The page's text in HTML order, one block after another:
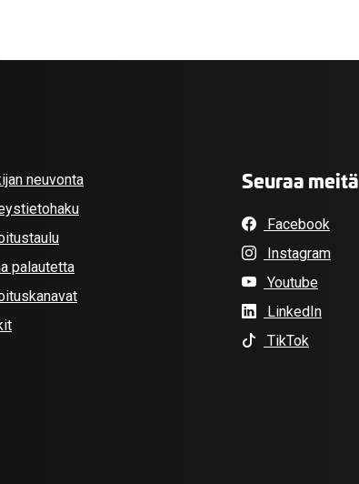
neuvonta
palautetta
Seuraa meitä
Facebook
Instagram
Youtube
LinkedIn
TikTok